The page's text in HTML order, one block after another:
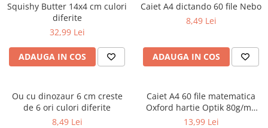
Cărți
Cărți pentru copii
Cărți ilustrate și interactive
Materiale educaționale
Benzi desenate
Squishy Butter 14x4 cm culori
diferite
32,99 Lei
ADAUGA IN COS
Caiet A4 dictando 60 file Nebo
8,49 Lei
ADAUGA IN COS
Ou cu dinozaur 6 cm creste
de 6 ori culori diferite
8,49 Lei
Caiet A4 60 file matematica
Oxford hartie Optik 80g/mp
motiv Touch Pastel
13,99 Lei